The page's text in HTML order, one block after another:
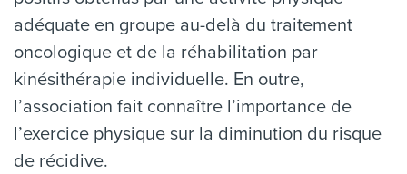
adéquate en groupe au-delà du traitement
oncologique et de la réhabilitation par
kinésithérapie individuelle. En outre,
l’association fait connaître l’importance de
l’exercice physique sur la diminution du risque
de récidive.